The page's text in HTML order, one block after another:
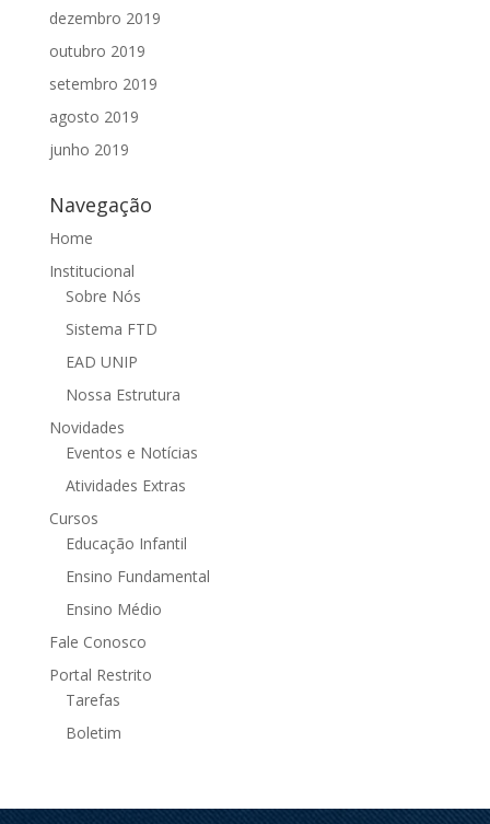
dezembro 2019
outubro 2019
setembro 2019
agosto 2019
junho 2019
Navegação
Home
Institucional
Sobre Nós
Sistema FTD
EAD UNIP
Nossa Estrutura
Novidades
Eventos e Notícias
Atividades Extras
Cursos
Educação Infantil
Ensino Fundamental
Ensino Médio
Fale Conosco
Portal Restrito
Tarefas
Boletim